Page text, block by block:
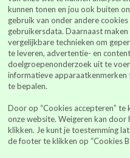
Ronalds Italië
(Ronalds Italië Delicatessen
Walderstraat 26
7241 BJ Lochem
webshop@ronalds-italie.nl
0852 735 753
KvK 94041849
BTWid: NL866614886B01
kunnen tonen en jou ook buiten
gebruik van onder andere
gebruikersdata. Daarnaast
vergelijkbare technieken om
te leveren, advertentie- en
doelgroepenonderzoek uit te
informatieve apparaatkenmerken
te bepalen.
Door op “Cookies accepteren”
onze website. Weigeren kan door
klikken. Je kunt je toestemming
de footer te klikken op “Cookies